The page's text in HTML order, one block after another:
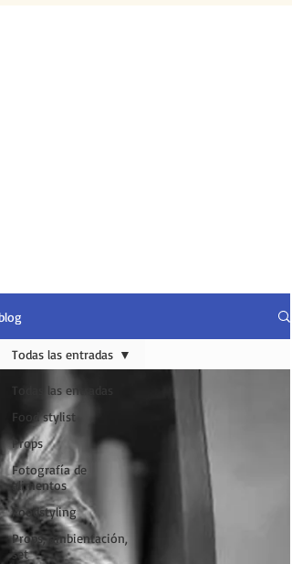
Todas las entradas
Food stylist
Props
Fotografía de
alimentos
Foodstyling
Props, ambientación,
set
Todas las entradas